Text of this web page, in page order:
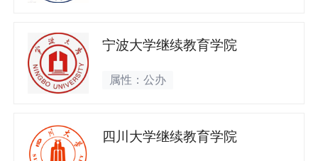
宁波大学继续教育学院
属性：公办
四川大学继续教育学院